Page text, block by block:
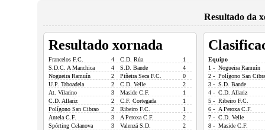
Resultado da
Resultado xornada
Francelos F.C. 4 C.D. Rúa
1
S.D.C. A Manchica
4 S.D. Bande
4
Nogueira Ramuín
2 Piñeira Seca F.C.
0
U.P. Taboadela
2 C.D. Velle
2
At. Vilarino
3 Maside C.F.
1
C.D. Allariz
2 C.F. Cortegada
1
Polígono San Cibrao
2 Ribeiro F.C.
1
Antela C.F.
3 A Peroxa C.F.
2
Spórting Celanova
3 Valenzá S.D. 2
Equipo
1 - Nogueira Ramuín
2 - Polígono San
3 - S.D. Bande
4 - C.D. Allariz
5 - Ribeiro F.C.
6 - A Peroxa C.F.
7 - C.D. Velle
8 - Maside C.F.